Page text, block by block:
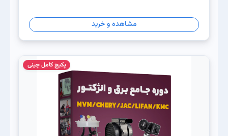
مشاهده و خرید
پکیج کامل چینی